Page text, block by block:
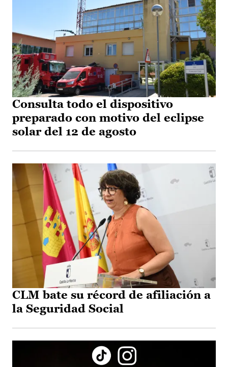
Consulta todo el dispositivo
preparado con motivo del eclipse
solar del 12 de agosto
CLM bate su récord de afiliación a
la Seguridad Social